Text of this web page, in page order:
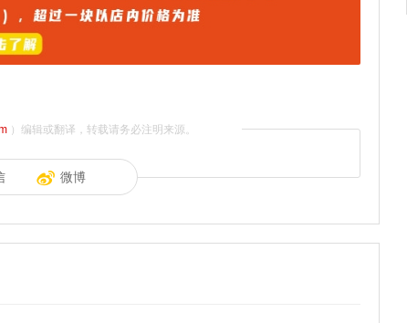
）编辑或翻译，转载请务必注明来源。
微博